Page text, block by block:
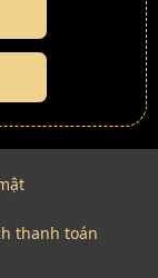
thanh toán